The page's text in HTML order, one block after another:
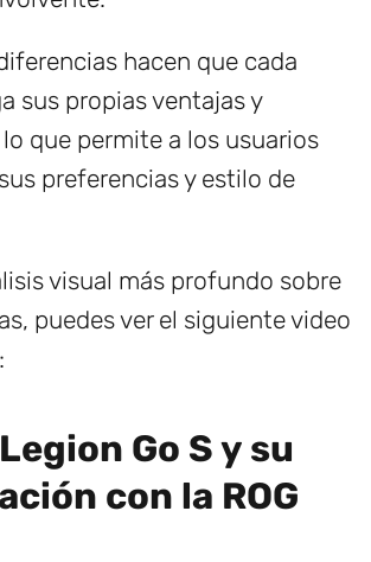
hacen que cada
sus propias ventajas y
que permite a los usuarios
preferencias y estilo de
visual más profundo sobre
puedes ver el siguiente video
Go S y su
con la ROG